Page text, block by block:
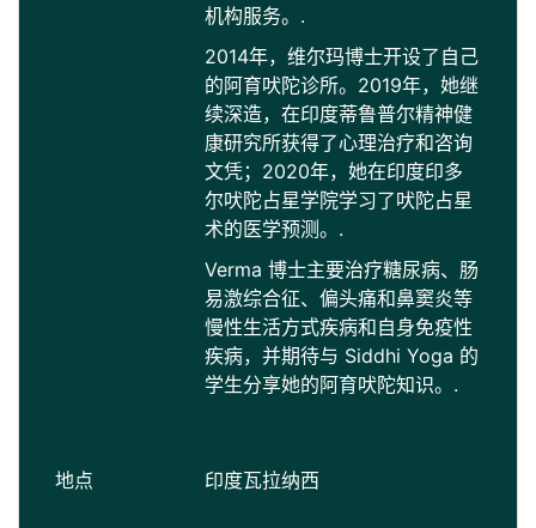
机构服务。.
2014年，维尔玛博士开设了自己
的阿育吠陀诊所。2019年，她继
续深造，在印度蒂鲁普尔精神健
康研究所获得了心理治疗和咨询
文凭；2020年，她在印度印多
尔吠陀占星学院学习了吠陀占星
术的医学预测。.
Verma 博士主要治疗糖尿病、肠
易激综合征、偏头痛和鼻窦炎等
慢性生活方式疾病和自身免疫性
疾病，并期待与 Siddhi Yoga 的
学生分享她的阿育吠陀知识。.
地点 印度瓦拉纳西